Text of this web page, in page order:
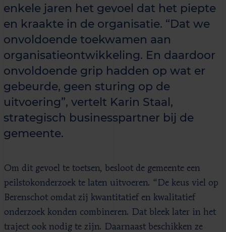
enkele jaren het gevoel dat het piepte
en kraakte in de organisatie. “Dat we
onvoldoende toekwamen aan
organisatieontwikkeling. En daardoor
onvoldoende grip hadden op wat er
gebeurde, geen sturing op de
uitvoering”, vertelt Karin Staal,
strategisch businesspartner bij de
gemeente.
Om dit gevoel te toetsen, besloot de gemeente een
peilstokonderzoek te laten uitvoeren. “De keus viel op
Berenschot omdat zij kwantitatief en kwalitatief
onderzoek konden combineren. Dat bleek later in het
traject ook nodig te zijn. Daarnaast beschikken ze